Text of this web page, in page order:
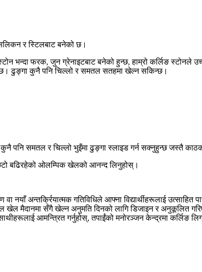
र स्टिलबाट बनेको छ।
भन्दा फरक, जुन ग्रेनाइटबाट बनेको हुन्छ, हाम्रो कर्लिङ स्टोनले
ढुङ्गा कुनै पनि चिल्लो र समतल सतहमा खेल्न सकिन्छ।
पनि समतल र चिल्लो भुइँमा ढुङ्गा स्लाइड गर्न सक्नुहुन्छ जस्तै
बढिरहेको ओलम्पिक खेलको आनन्द लिनुहोस्।
वा नयाँ अन्तर्क्रियात्मक गतिविधिले आफ्ना विद्यार्थीहरूलाई
मैदानमा सँगै खेल्न अनुमति दिनको लागि डिजाइन र अनुकूलित
आमन्त्रित गर्नुहोस्, तपाईंको मनोरञ्जन केन्द्रमा कर्लिङ